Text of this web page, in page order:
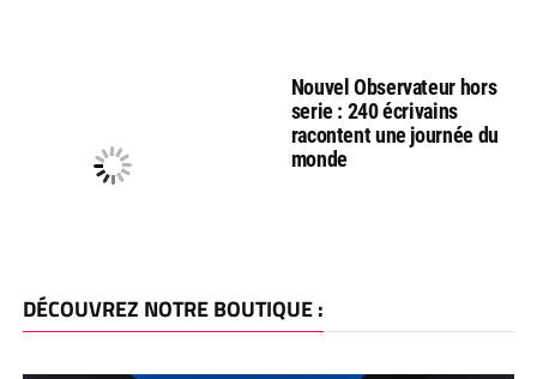
Nouvel Observateur hors
serie : 240 écrivains
racontent une journée du
monde
DÉCOUVREZ NOTRE BOUTIQUE :